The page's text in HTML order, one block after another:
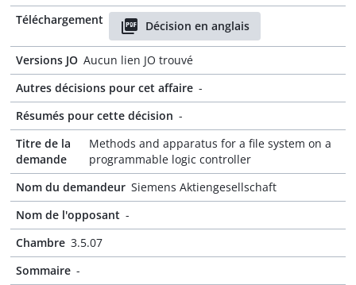
Téléchargement
Décision en anglais
Versions JO Aucun lien JO trouvé
Autres décisions pour cet affaire -
Résumés pour cette décision -
Titre de la
demande
Methods and apparatus for a file system on a
programmable logic controller
Nom du demandeur Siemens Aktiengesellschaft
Nom de l'opposant -
Chambre 3.5.07
Sommaire -